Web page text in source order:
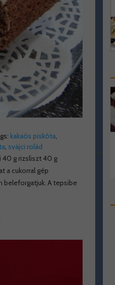
kakaós piskóta
svájci rolád
40 g rizsliszt 40 g
a cukorral gép
beleforgatjuk. A tepsibe